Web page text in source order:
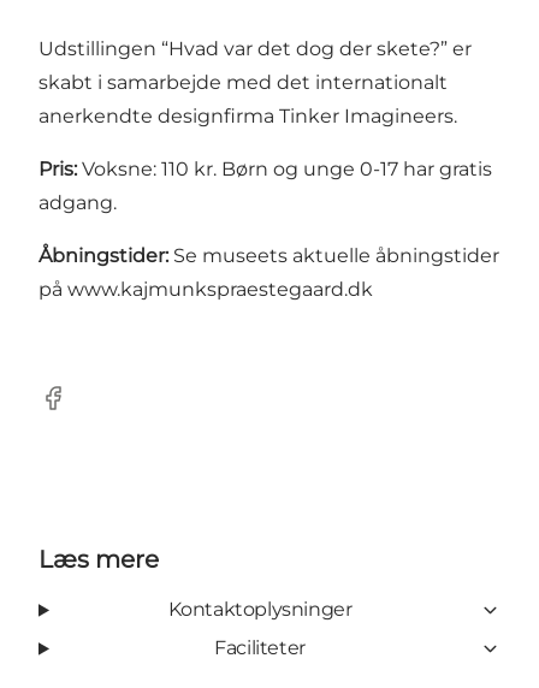
Udstillingen “Hvad var det dog der skete?” er
skabt i samarbejde med det internationalt
anerkendte designfirma Tinker Imagineers.
Pris: Voksne: 110 kr. Børn og unge 0-17 har gratis
adgang.
Åbningstider: Se museets aktuelle åbningstider
på www.kajmunkspraestegaard.dk
Facebook
Læs mere
Kontaktoplysninger
Faciliteter